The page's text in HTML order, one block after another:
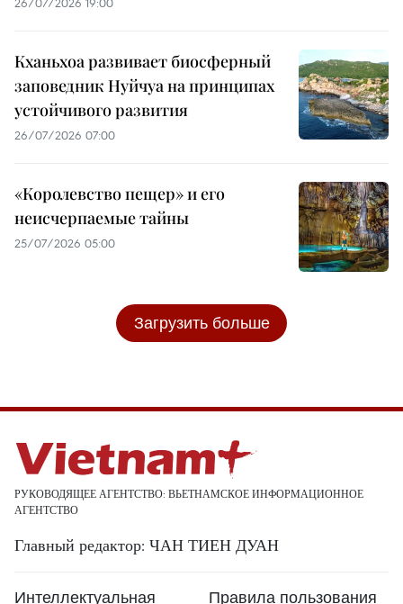
Кханьхоа развивает биосферный
заповедник Нуйчуа на принципах
устойчивого развития
26/07/2026 07:00
«Королевство пещер» и его
неисчерпаемые тайны
25/07/2026 05:00
Загрузить больше
РУКОВОДЯЩЕЕ АГЕНТСТВО: ВЬЕТНАМСКОЕ ИНФОРМАЦИОННОЕ
АГЕНТСТВО
Главный редактор: ЧАН ТИЕН ДУАН
Интеллектуальная Правила пользования